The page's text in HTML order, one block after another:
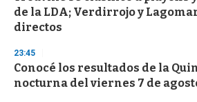
de la LDA; Verdirrojo y
directos
23:45
Conocé los resultados de la
nocturna del viernes 7 de